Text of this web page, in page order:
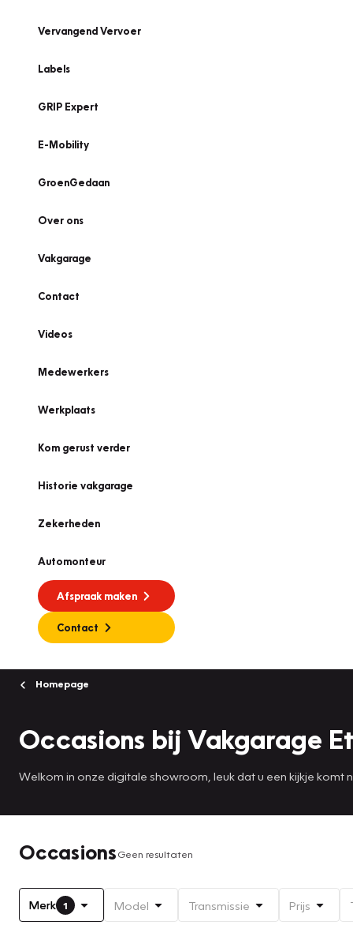
Vervangend Vervoer
Labels
GRIP Expert
E-Mobility
GroenGedaan
Over ons
Vakgarage
Contact
Videos
Medewerkers
Werkplaats
Kom gerust verder
Historie vakgarage
Zekerheden
Automonteur
Afspraak maken
Contact
Homepage
Occasions bij Vakgarage
Welkom in onze digitale showroom, leuk dat u een kijkje komt
OccasionsGeen resultaten
Merk 1 Model Transmissie Prijs